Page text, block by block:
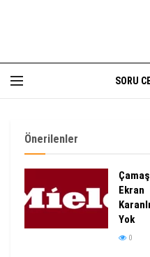
SORU
Önerilenler
Ekran
Yok
0